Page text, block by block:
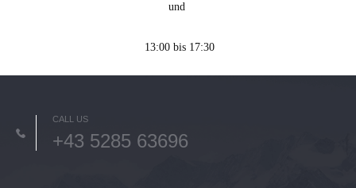
und
13:00 bis 17:30
CALL US
+43 5285 63696